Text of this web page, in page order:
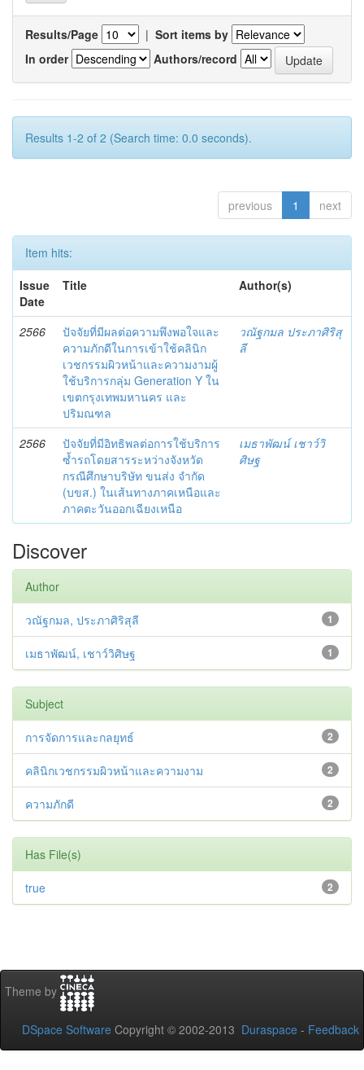
Results/Page | Sort items by
In order
Authors/record
Results 1-2 of 2 (Search time: 0.0 seconds).
previous 1 next
Item hits:
Issue
Date
Title Author(s)
2566
ปัจจัยที่มีผลต่อความพึงพอใจและ
ความภักดีในการเข้าใช้คลินิก
เวชกรรมผิวหน้าและความงามผู้
ใช้บริการกลุ่ม Generation Y ใน
เขตกรุงเทพมหานคร และ
ปริมณฑล
วณัฐกมล ประภาศิริสุ
ลี
2566
ปัจจัยที่มีอิทธิพลต่อการใช้บริการ
ซ้ำรถโดยสารระหว่างจังหวัด
กรณีศึกษาบริษัท ขนส่ง จำกัด
(บขส.) ในเส้นทางภาคเหนือและ
ภาคตะวันออกเฉียงเหนือ
เมธาพัฒน์ เชาว์วิ
ศิษฐ
Discover
Author
1
วณัฐกมล, ประภาศิริสุลี
1
เมธาพัฒน์, เชาว์วิศิษฐ
Subject
2
การจัดการและกลยุทธ์
2
คลินิกเวชกรรมผิวหน้าและความงาม
2
ความภักดี
Has File(s)
2
true
Theme by
DSpace Software Copyright © 2002-2013 Duraspace - Feedback